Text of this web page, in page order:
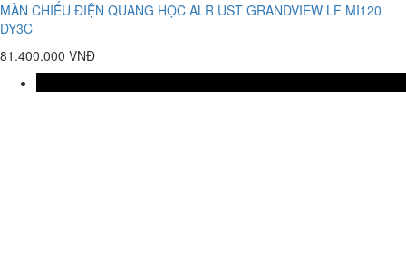
MÀN CHIẾU ĐIỆN QUANG HỌC ALR UST GRANDVIEW LF MI120
DY3C
81.400.000 VNĐ